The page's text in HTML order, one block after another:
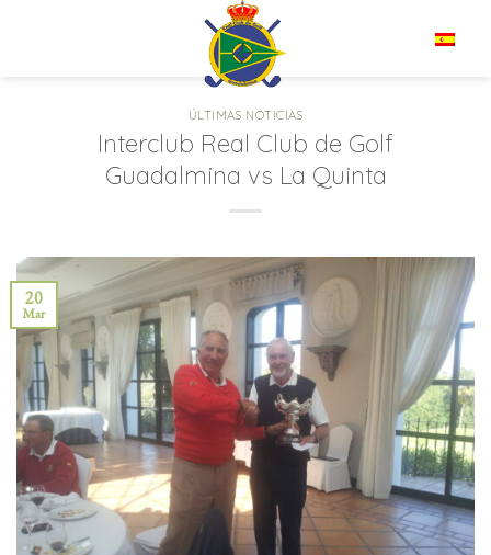
ÚLTIMAS NOTICIAS
Interclub Real Club de Golf
Guadalmina vs La Quinta
20
Mar